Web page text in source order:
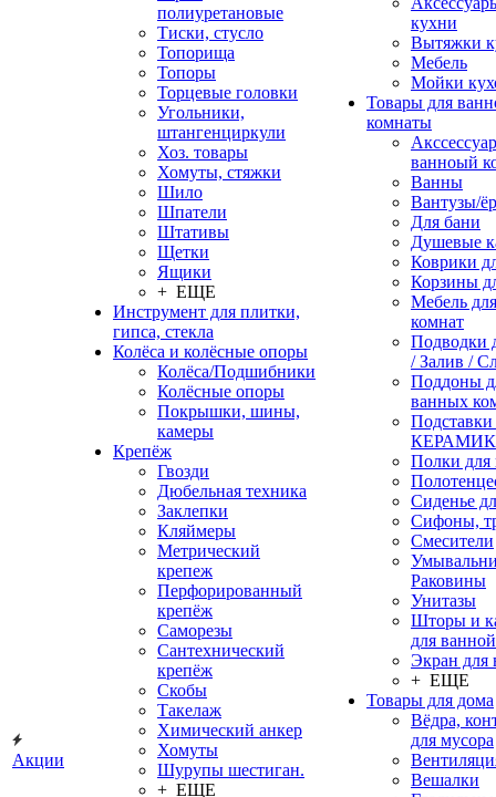
Акции
полиуретановые
Тиски, стусло
Топорища
Топоры
Торцевые головки
Угольники,
штангенциркули
Хоз. товары
Хомуты, стяжки
Шило
Шпатели
Штативы
Щетки
Ящики
+ ЕЩЕ
Инструмент для плитки,
гипса, стекла
Колёса и колёсные опоры
Колёса/Подшибники
Колёсные опоры
Покрышки, шины,
камеры
Крепёж
Гвозди
Дюбельная техника
Заклепки
Кляймеры
Метрический
крепеж
Перфорированный
крепёж
Саморезы
Сантехнический
крепёж
Скобы
Такелаж
Химический анкер
Хомуты
Шурупы шестиган.
+ ЕЩЕ
кухни
Вытяжки
Мебель
Мойки
Товары для
комнаты
ванноый
Ванны
Вантузы/
Для бани
Душевые
Коврики
Корзины
Мебель
комнат
Подводки
/ Залив /
Поддоны
ванных
Полки для
Сиденье
Сифоны,
Смесители
Раковины
Унитазы
Шторы и
для ванной
Экран для
+ ЕЩЕ
Товары для дома
Вёдра,
для мусора
Вешалки